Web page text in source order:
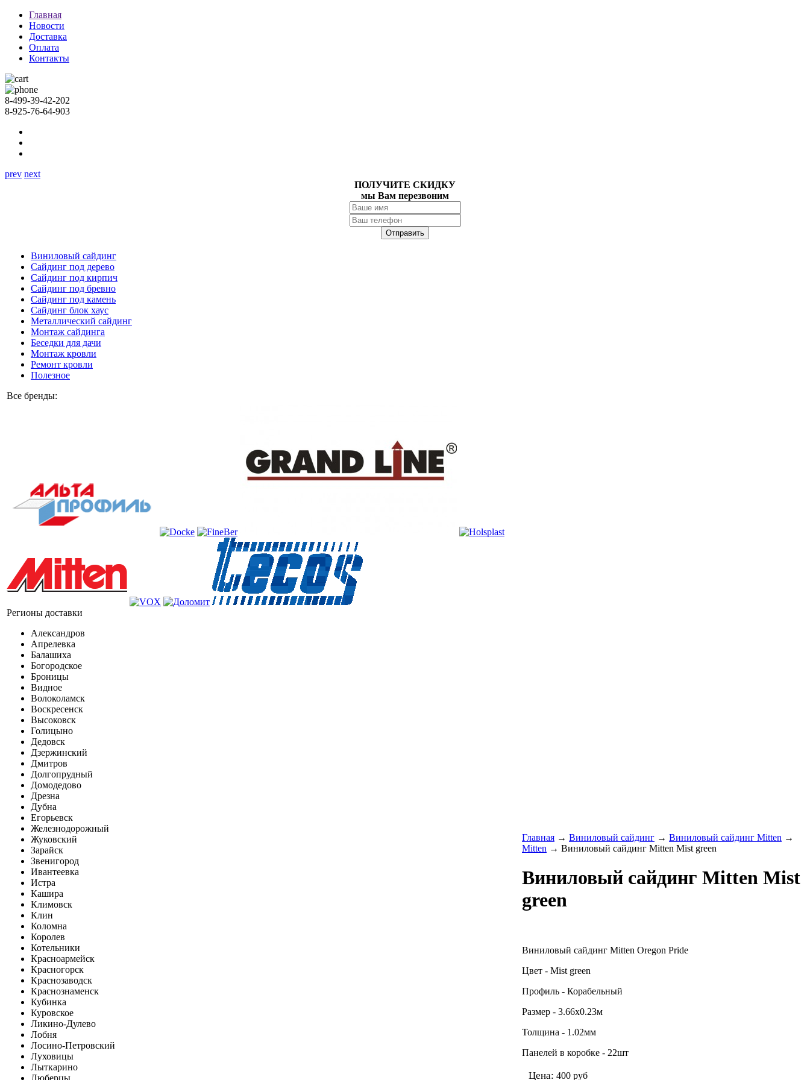
Главная
Новости
Доставка
Оплата
Контакты
8-499-39-42-202
8-925-76-64-903
prev next
ПОЛУЧИТЕ СКИДКУ
мы Вам перезвоним
Виниловый сайдинг
Сайдинг под дерево
Сайдинг под кирпич
Сайдинг под бревно
Сайдинг под камень
Cайдинг блок хаус
Металлический сайдинг
Монтаж сайдинга
Беседки для дачи
Монтаж кровли
Ремонт кровли
Полезное
Все бренды:
Регионы доставки
Александров
Апрелевка
Балашиха
Богородское
Броницы
Видное
Волоколамск
Воскресенск
Высоковск
Голицыно
Дедовск
Дзержинский
Дмитров
Долгопрудный
Домодедово
Дрезна
Дубна
Егорьевск
Железнодорожный
Жуковский
Зарайск
Звенигород
Ивантеевка
Истра
Кашира
Климовск
Клин
Коломна
Королев
Котельники
Красноармейск
Красногорск
Краснозаводск
Краснознаменск
Кубинка
Куровское
Ликино-Дулево
Лобня
Лосино-Петровский
Луховицы
Лыткарино
Люберцы
Главная → Виниловый сайдинг → Виниловый сайдинг Mitten →
Mitten → Виниловый сайдинг Mitten Mist green
Виниловый сайдинг Mitten Mist
green
Виниловый сайдинг Mitten Oregon Pride
Цвет - Mist green
Профиль - Корабельный
Размер - 3.66х0.23м
Толщина - 1.02мм
Панелей в коробке - 22шт
Цена: 400 руб